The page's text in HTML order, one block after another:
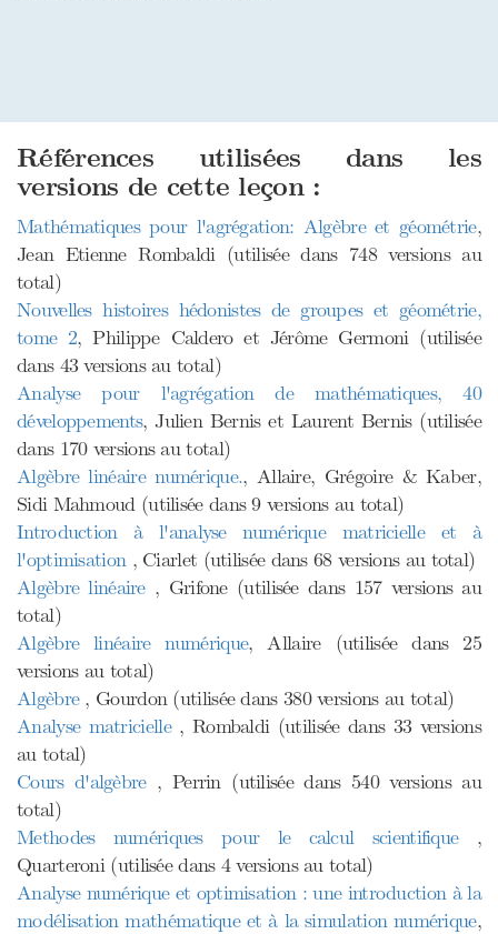
Références utilisées dans les
versions de cette leçon :
Mathématiques pour l'agrégation: Algèbre et géométrie,
Jean Etienne Rombaldi (utilisée dans 748 versions au
total)
Nouvelles histoires hédonistes de groupes et géométrie,
tome 2, Philippe Caldero et Jérôme Germoni (utilisée
dans 43 versions au total)
Analyse pour l'agrégation de mathématiques, 40
développements, Julien Bernis et Laurent Bernis (utilisée
dans 170 versions au total)
Algèbre linéaire numérique., Allaire, Grégoire & Kaber,
Sidi Mahmoud (utilisée dans 9 versions au total)
Introduction à l'analyse numérique matricielle et à
l'optimisation , Ciarlet (utilisée dans 68 versions au total)
Algèbre linéaire , Grifone (utilisée dans 157 versions au
total)
Algèbre linéaire numérique, Allaire (utilisée dans 25
versions au total)
Algèbre , Gourdon (utilisée dans 380 versions au total)
Analyse matricielle , Rombaldi (utilisée dans 33 versions
au total)
Cours d'algèbre , Perrin (utilisée dans 540 versions au
total)
Methodes numériques pour le calcul scientifique ,
Quarteroni (utilisée dans 4 versions au total)
Analyse numérique et optimisation : une introduction à la
modélisation mathématique et à la simulation numérique,